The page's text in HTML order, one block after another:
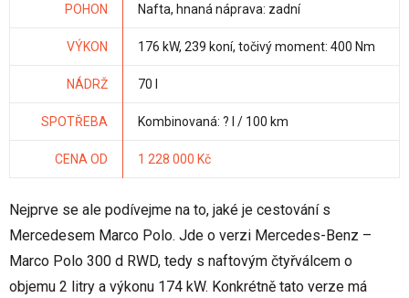
POHON Nafta, hnaná náprava: zadní
VÝKON 176 kW, 239 koní, točivý moment: 400 Nm
NÁDRŽ 70 l
SPOTŘEBA Kombinovaná: ? l / 100 km
CENA OD 1 228 000 Kč
Nejprve se ale podívejme na to, jaké je cestování s
Mercedesem Marco Polo. Jde o verzi Mercedes-Benz –
Marco Polo 300 d RWD, tedy s naftovým čtyřválcem o
objemu 2 litry a výkonu 174 kW. Konkrétně tato verze má